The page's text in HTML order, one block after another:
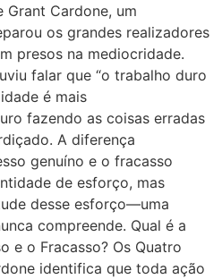
Grant Cardone, um
os grandes realizadores
presos na mediocridade.
falar que “o trabalho duro
é mais
fazendo as coisas erradas
A diferença
genuíno e o fracasso
de esforço, mas
desse esforço—uma
compreende. Qual é a
e o Fracasso? Os Quatro
identifica que toda ação